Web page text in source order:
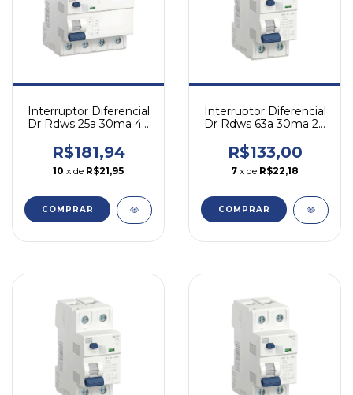
Interruptor Diferencial
Dr Rdws 25a 30ma 4p
R$181,94
10 x de R$21,95
COMPRAR
Interruptor Diferencial
Dr Rdws 63a 30ma 2p
R$133,00
7 x de R$22,18
COMPRAR